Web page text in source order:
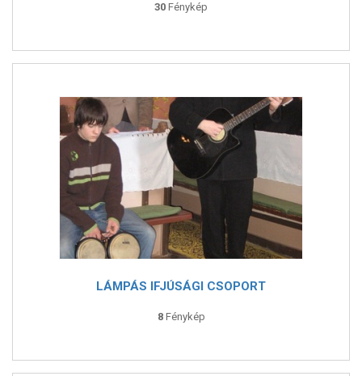
30 Fénykép
LÁMPÁS IFJÚSÁGI CSOPORT
8Fénykép